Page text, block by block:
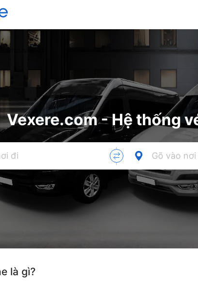
limousine
Vexere.com - Hệ thống
là gì?